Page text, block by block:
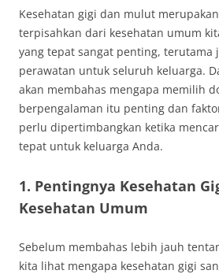
Kesehatan gigi dan mulut
terpisahkan dari kesehatan umum
yang tepat sangat penting, terutama
perawatan untuk seluruh keluarga.
akan membahas mengapa memilih
berpengalaman itu penting dan
perlu dipertimbangkan ketika
tepat untuk keluarga Anda.
1. Pentingnya Kesehatan
Kesehatan Umum
Sebelum membahas lebih jauh
kita lihat mengapa kesehatan gigi